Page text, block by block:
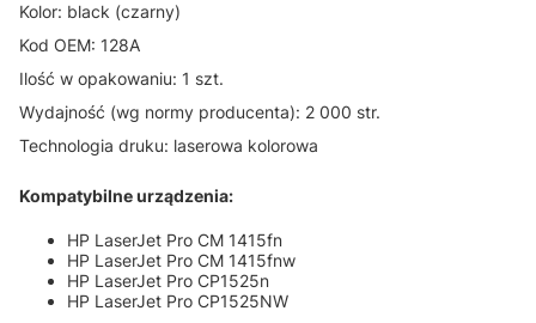
Kolor: black (czarny)
Kod OEM: 128A
Ilość w opakowaniu: 1 szt.
Wydajność (wg normy producenta): 2 000 str.
Technologia druku: laserowa kolorowa
Kompatybilne urządzenia:
HP LaserJet Pro CM 1415fn
HP LaserJet Pro CM 1415fnw
HP LaserJet Pro CP1525n
HP LaserJet Pro CP1525NW